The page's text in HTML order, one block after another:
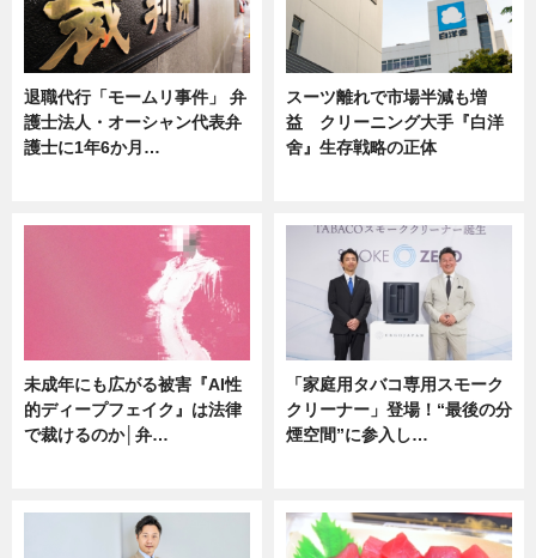
退職代行「モームリ事件」 弁
護士法人・オーシャン代表弁
護士に1年6か月…
スーツ離れで市場半減も増
益 クリーニング大手『白洋
舍』生存戦略の正体
未成年にも広がる被害『AI性
的ディープフェイク』は法律
で裁けるのか│弁…
「家庭用タバコ専用スモーク
クリーナー」登場！“最後の分
煙空間”に参入し…